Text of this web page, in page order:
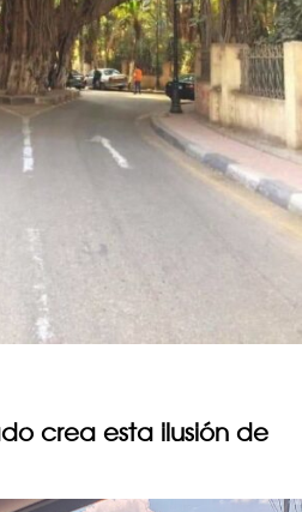
crea esta ilusión de